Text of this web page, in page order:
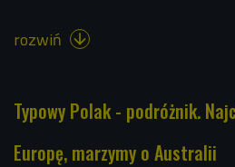
rozwiń 
Typowy Polak - podróżnik.
Europę, marzymy o Australii